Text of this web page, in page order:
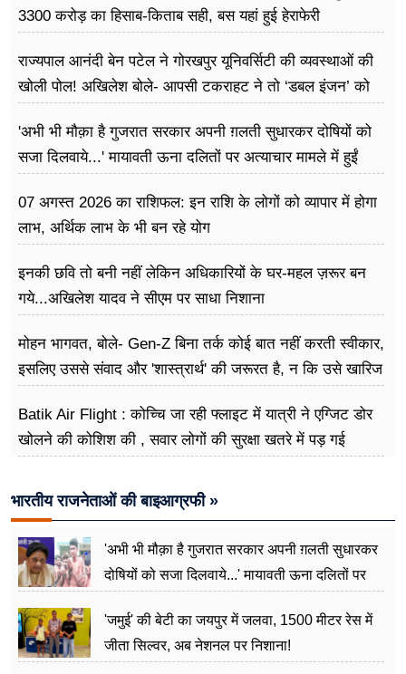
3300 करोड़ का हिसाब-किताब सही, बस यहां हुई हेराफेरी
राज्यपाल आनंदी बेन पटेल ने गोरखपुर यूनिवर्सिटी की व्यवस्थाओं की
खोली पोल! अखिलेश बोले- आपसी टकराहट ने तो ‘डबल इंजन’ को
'अभी भी मौक़ा है गुजरात सरकार अपनी ग़लती सुधारकर दोषियों को
सजा दिलवाये...' मायावती ऊना दलितों पर अत्याचार मामले में हुईं
07 अगस्त 2026 का राशिफल: इन राशि के लोगों को व्यापार में होगा
लाभ, अर्थिक लाभ के भी बन रहे योग
इनकी छवि तो बनी नहीं लेकिन अधिकारियों के घर-महल ज़रूर बन
गये...अखिलेश यादव ने सीएम पर साधा​ निशाना
मोहन भागवत, बोले- Gen-Z बिना तर्क कोई बात नहीं करती स्वीकार,
इसलिए उससे संवाद और 'शास्त्रार्थ' की जरूरत है, न कि उसे खारिज
Batik Air Flight : कोच्चि जा रही फ्लाइट में यात्री ने एग्जिट डोर
खोलने की कोशिश की , सवार लोगों की सुरक्षा खतरे में पड़ गई
भारतीय राजनेताओं की बाइआग्रफी »
'अभी भी मौक़ा है गुजरात सरकार अपनी ग़लती सुधारकर
दोषियों को सजा दिलवाये...' मायावती ऊना दलितों पर
'जमुई' की बेटी का जयपुर में जलवा, 1500 मीटर रेस में
जीता सिल्वर, अब नेशनल पर निशाना!